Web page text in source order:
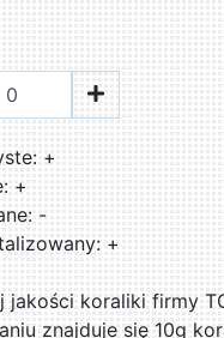
+
+
-
+
jakości koraliki firmy
znajduje się 10g